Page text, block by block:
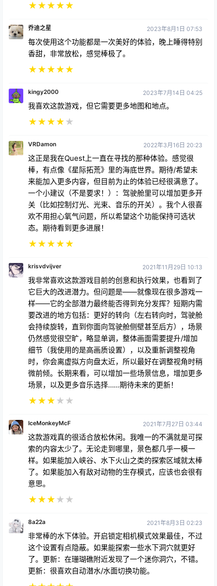
★★★★★
乔迪之星 2023年8月1日 07:53
每次使用这个功能都是一次美好的体验，晚上睡得特别
香甜，非常放松，感觉棒极了。
★★★★★
kingy2000 2023年7月14日 04:25
我喜欢这款游戏，但它需要更多地图和地点。
★★★★★
VRDamon 2022年3月16日 20:23
这正是我在Quest上一直在寻找的那种体验。感觉很
棒，有点像《星际拓荒》里的海底世界。期待/希望未
来能加入更多内容，但目前为止的体验已经很满意了。
一个小建议（不是要求！）：驾驶舱里可以增加更多开
关（比如控制灯光、光束、音乐的开关）。我个人很喜
欢不用担心氧气问题，所以希望这个功能保持可选状
态。期待看到更多进展！
★★★★★
krisvdvijver 2021年11月29日 10:13
我非常喜欢这款游戏目前的创意和执行效果，也看到了
它巨大的改进潜力。但问题是——就像现在很多游戏一
样——它的全部潜力最终能否得到充分发挥？短期内需
要改进的地方包括：更好的转向（左右转向时，驾驶舱
会持续旋转，直到你面向驾驶舱侧壁甚至后方），场景
仍然感觉很空旷，略显单调，整体画面需要提升/增加
细节（我使用的是高画质设置），以及重新调整视角
时，你会离虚拟方向盘太近，所以最好在调整视角时稍
微前倾。长期来看，可以增加一些场景信息，增加更多
场景，以及更多音乐选择……期待未来的更新！
★★★★ ★
IceMonkeyMcF 2021年7月27日 03:44
这款游戏真的很适合放松休闲。我唯一的不满就是可探
索的内容太少了。无论走到哪里，景色都几乎一模一
样。如果能加入峡谷、水下火山之类的探索区域就太棒
了。如果能加入有敌对动物的生存模式，应该也会很有
意思。
★★★★ ★
8a22a 2021年8月3日 02:23
非常棒的水下体验。开启锁定相机模式效果最佳，不过
这个设置有点隐蔽。如果能探索一些水下洞穴就更好
了。更新：在珊瑚礁附近发现了一个迷你洞穴，不错。
更新：很喜欢自动潜水/水面切换功能。